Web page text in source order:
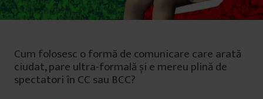
Cum folosesc o formă de comunicare care arată
ciudat, pare ultra-formală și e mereu plină de
spectatori în CC sau BCC?